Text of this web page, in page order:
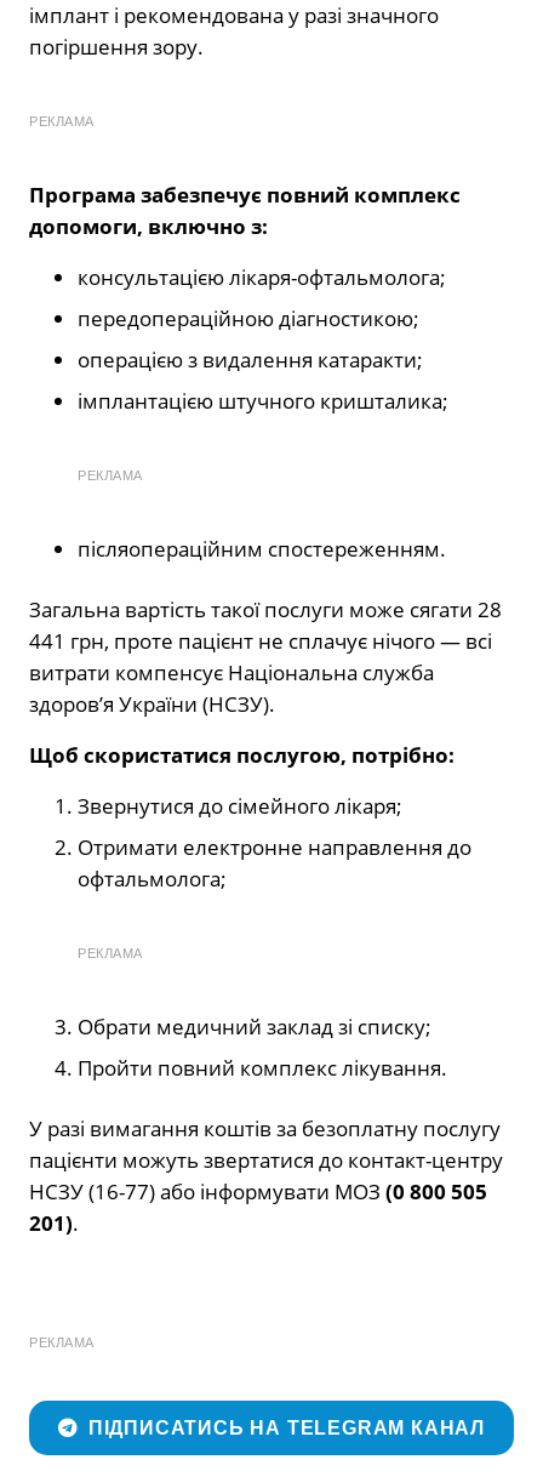
імплант і рекомендована у разі значного
погіршення зору.
РЕКЛАМА
Програма забезпечує повний комплекс
допомоги, включно з:
консультацією лікаря-офтальмолога;
передопераційною діагностикою;
операцією з видалення катаракти;
імплантацією штучного кришталика;
РЕКЛАМА
післяопераційним спостереженням.
Загальна вартість такої послуги може сягати 28
441 грн, проте пацієнт не сплачує нічого — всі
витрати компенсує Національна служба
здоров’я України (НСЗУ).
Щоб скористатися послугою, потрібно:
Звернутися до сімейного лікаря;
Отримати електронне направлення до
офтальмолога;
РЕКЛАМА
Обрати медичний заклад зі списку;
Пройти повний комплекс лікування.
У разі вимагання коштів за безоплатну послугу
пацієнти можуть звертатися до контакт-центру
НСЗУ (16-77) або інформувати МОЗ (0 800 505
201).
РЕКЛАМА
ПІДПИСАТИСЬ НА TELEGRAM КАНАЛ